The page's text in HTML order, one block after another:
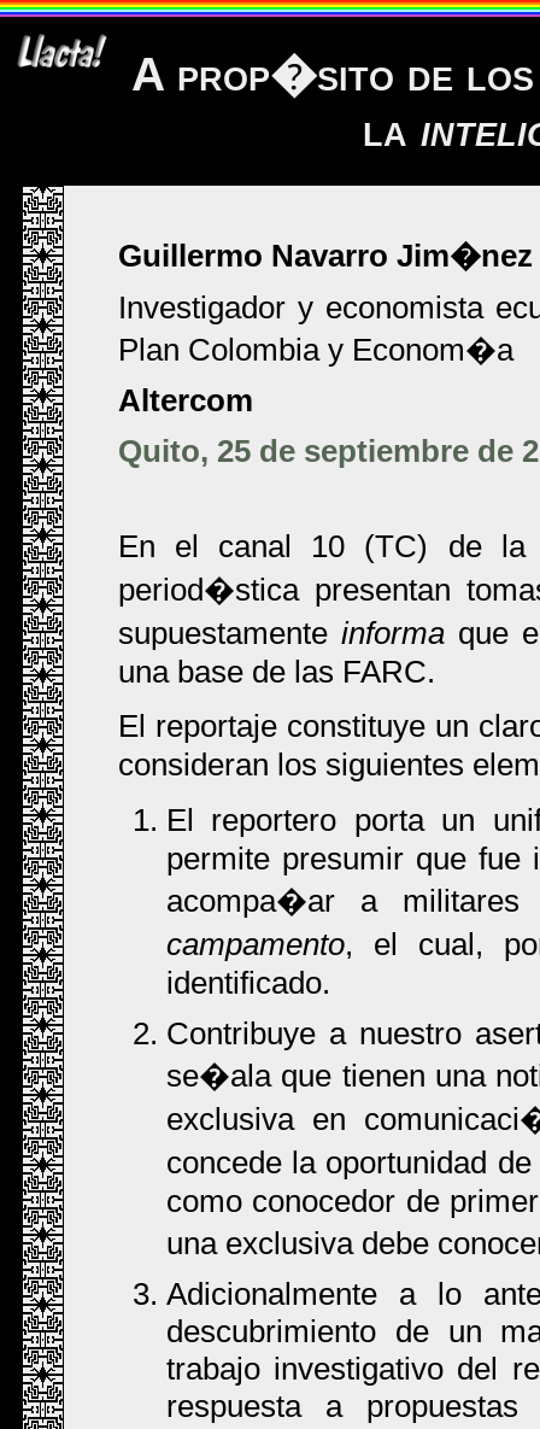
A prop�sito de los
la
Guillermo Navarro Jim�nez
Investigador y economista
Plan Colombia y Econom�a
Altercom
Quito, 25 de septiembre de
En el canal 10 (TC) de la
period�stica presentan
supuestamente informaque
una base de las FARC.
El reportaje constituye un
consideran los siguientes
El reportero porta un
permite presumir que fue
acompa�ar a
campamento, el cual,
identificado.
Contribuye a nuestro
se�ala que tienen una
exclusiva en
concede la oportunidad
como conocedor de
una exclusiva debe
Adicionalmente a lo
descubrimiento de un
trabajo investigativo del
respuesta a